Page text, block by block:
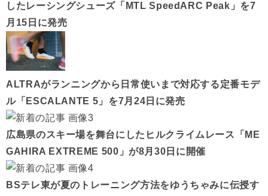
したレーシングシューズ「MTL SpeedARC Peak」を7
月15日に発売
ALTRAがランニングから日常使いまで対応する定番モデ
ル「ESCALANTE 5」を7月24日に発売
広島県のスキー場を舞台にしたヒルクライムレース「ME
GAHIRA EXTREME 500」が8月30日に開催
BSテレ東が夏のトレーニング方法をゆうちゃみに伝授す